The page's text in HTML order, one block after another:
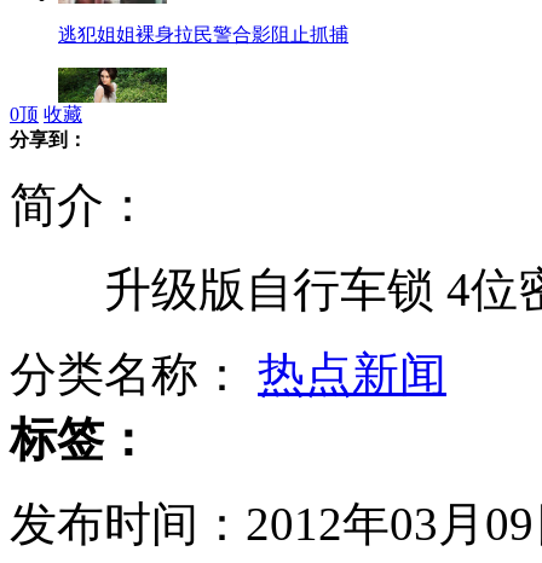
逃犯姐姐裸身拉民警合影阻止抓捕
贵州特大拐卖儿童案件告破
成都机场因大雾关闭近八千旅客滞留
17名政协委员呼吁春晚初一举办
0顶 收藏
分享到：
简介：
升级版自行车锁 4位
分类名称： 热点新闻
标签：
发布时间：2012年03月